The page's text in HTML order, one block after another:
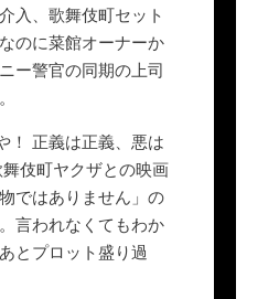
入、歌舞伎町セット
のに菜館オーナーか
ー警官の同期の上司
！ 正義は正義、悪は
伎町ヤクザとの映画
ではありません」の
言われなくてもわか
とプロット盛り過